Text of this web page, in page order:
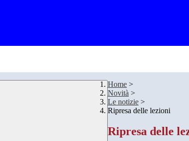
Home >
Novità >
Le notizie >
Ripresa delle lezioni
Ripresa delle